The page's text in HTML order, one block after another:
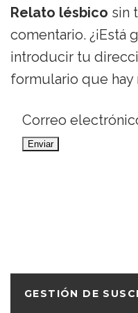
Relato lésbico sin
comentario. ¿¡Está
introducir tu
formulario que hay
Correo
GESTIÓN DE